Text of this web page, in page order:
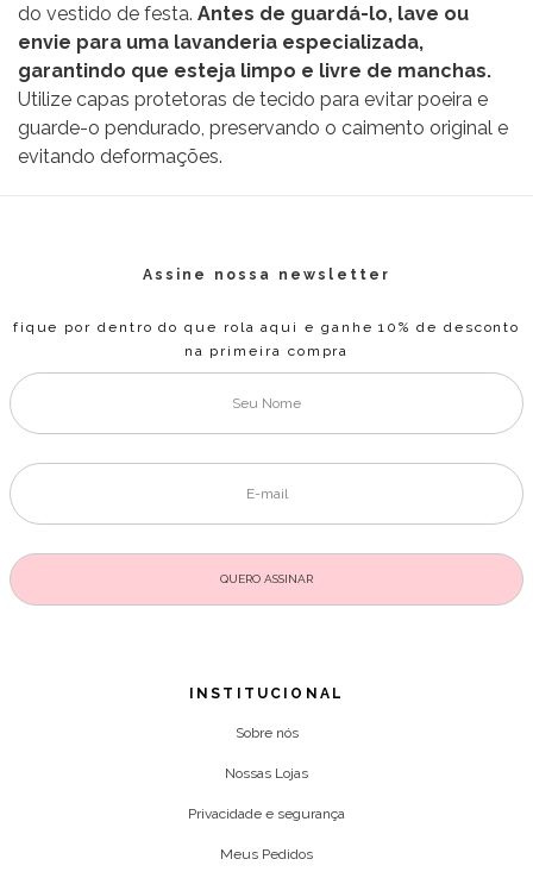
do vestido de festa. Antes de guardá-lo, lave ou
envie para uma lavanderia especializada,
garantindo que esteja limpo e livre de manchas.
Utilize capas protetoras de tecido para evitar poeira e
guarde-o pendurado, preservando o caimento original e
evitando deformações.
Assine nossa newsletter
fique por dentro do que rola aqui e ganhe 10% de desconto
na primeira compra
INSTITUCIONAL
Sobre nós
Nossas Lojas
Privacidade e segurança
Meus Pedidos